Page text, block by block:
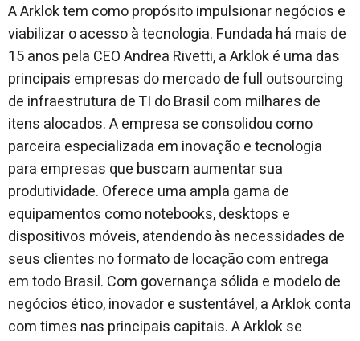
A Arklok tem como propósito impulsionar negócios e
viabilizar o acesso à tecnologia. Fundada há mais de
15 anos pela CEO Andrea Rivetti, a Arklok é uma das
principais empresas do mercado de full outsourcing
de infraestrutura de TI do Brasil com milhares de
itens alocados. A empresa se consolidou como
parceira especializada em inovação e tecnologia
para empresas que buscam aumentar sua
produtividade. Oferece uma ampla gama de
equipamentos como notebooks, desktops e
dispositivos móveis, atendendo às necessidades de
seus clientes no formato de locação com entrega
em todo Brasil. Com governança sólida e modelo de
negócios ético, inovador e sustentável, a Arklok conta
com times nas principais capitais. A Arklok se